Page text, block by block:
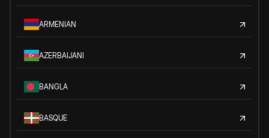
ARMENIAN
AZERBAIJANI
BANGLA
BASQUE